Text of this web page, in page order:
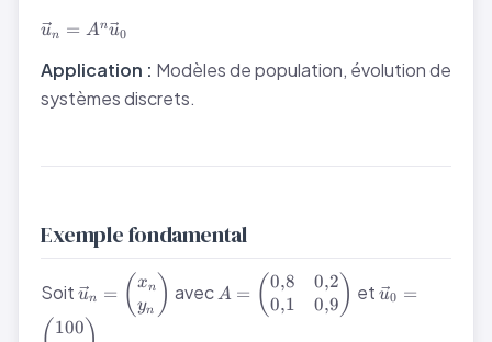
\vec{u}_n
\vec{u}_0
un = Anu0
Application : Modèles de population, évolution de
systèmes discrets.
Exemple fondamental
Soit \vec{u}_n =
\begin{pmatrix}x_n\\y_n\end{pmatrix}
un = ( xn
yn ) avec A =
\begin{pmatrix}0{,}8
A = (0,8
0,1
0,2
0,9 ) et\vec{u}_0 =
u0 =
100